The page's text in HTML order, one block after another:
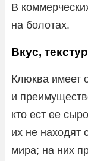
В
на болотах.
Вкус,
Клюква имеет
и
кто ест ее
их не находят
мира; на них